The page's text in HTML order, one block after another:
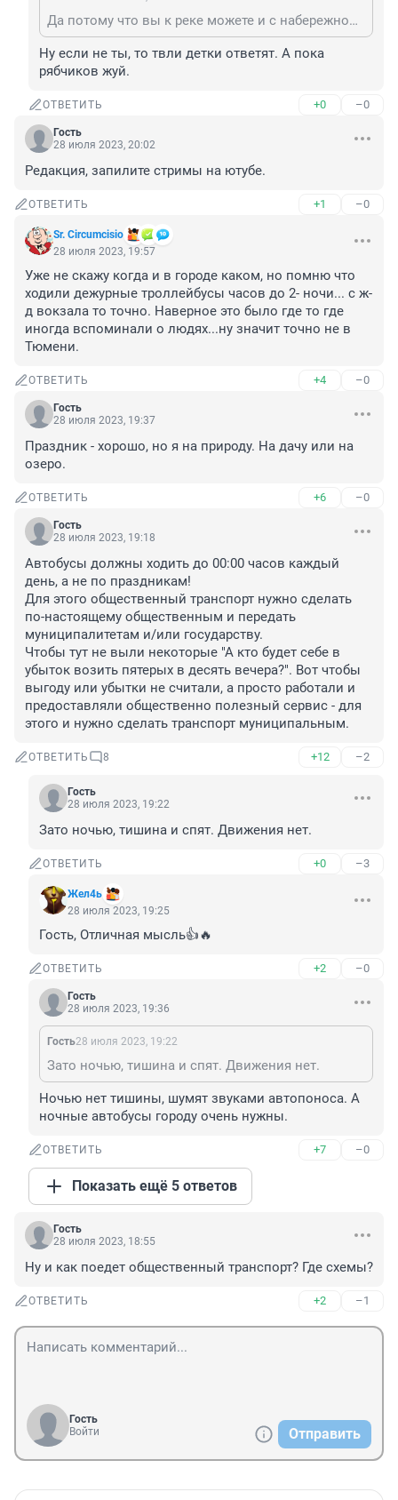
Да потому что вы к реке можете и с набережной спуститься! Какой вам доступ нужен? Болтаться в частных дворах людей, которые могут себе позволить владеть домом на Кирова? А ты кто вообще? Заработал - покупай и не ной. Страдаешь от пролетарской ненависти (скорее, зависти) и несправедливости? Иди лесом.
Ну если не ты, то твли детки ответят. А пока
рябчиков жуй.
ОТВЕТИТЬ +0 –0
Гость
28 июля 2023, 20:02
Редакция, запилите стримы на ютубе.
ОТВЕТИТЬ +1 –0
Sr. Circumcisio
28 июля 2023, 19:57
Уже не скажу когда и в городе каком, но помню что
ходили дежурные троллейбусы часов до 2- ночи... с ж-
д вокзала то точно. Наверное это было где то где
иногда вспоминали о людях...ну значит точно не в
Тюмени.
ОТВЕТИТЬ +4 –0
Гость
28 июля 2023, 19:37
Праздник - хорошо, но я на природу. На дачу или на
озеро.
ОТВЕТИТЬ +6 –0
Гость
28 июля 2023, 19:18
Автобусы должны ходить до 00:00 часов каждый
день, а не по праздникам!
Для этого общественный транспорт нужно сделать
по-настоящему общественным и передать
муниципалитетам и/или государству.
Чтобы тут не выли некоторые "А кто будет себе в
убыток возить пятерых в десять вечера?". Вот чтобы
выгоду или убытки не считали, а просто работали и
предоставляли общественно полезный сервис - для
этого и нужно сделать транспорт муниципальным.
ОТВЕТИТЬ 8 +12 –2
Гость
28 июля 2023, 19:22
Зато ночью, тишина и спят. Движения нет.
ОТВЕТИТЬ +0 –3
Жел4ь
28 июля 2023, 19:25
Гость, Отличная мысль👍🔥
ОТВЕТИТЬ +2 –0
Гость
28 июля 2023, 19:36
Гость28 июля 2023, 19:22
Зато ночью, тишина и спят. Движения нет.
Ночью нет тишины, шумят звуками автопоноса. А
ночные автобусы городу очень нужны.
ОТВЕТИТЬ +7 –0
Показать ещё 5 ответов
Гость
28 июля 2023, 18:55
Ну и как поедет общественный транспорт? Где схемы?
ОТВЕТИТЬ +2 –1
Гость
Войти
Отправить